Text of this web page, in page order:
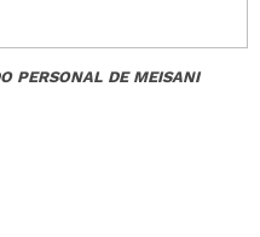
PERSONAL DE MEISANI